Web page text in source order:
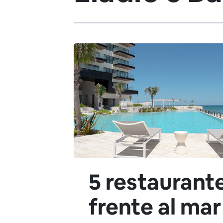
5
frente al mar